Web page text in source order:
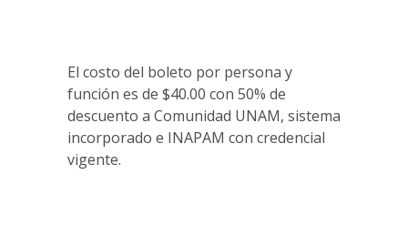
El costo del boleto por persona y
función es de $40.00 con 50% de
descuento a Comunidad UNAM, sistema
incorporado e INAPAM con credencial
vigente.